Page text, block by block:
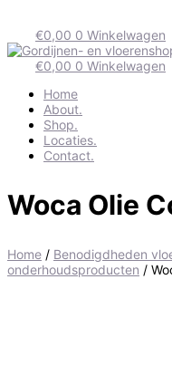
€0,00 0 Winkelwagen
€0,00 0 Winkelwagen
Home
About.
Shop.
Locaties.
Contact.
Woca Olie
Home / Benodigdheden
onderhoudsproducten /